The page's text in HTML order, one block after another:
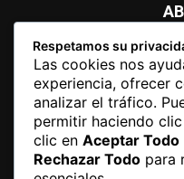
Newspaper is your news,
website. We provide you
videos straight from the
Contact us:
Respetamos su
Las cookies nos
experiencia, ofrecer
analizar el tráfico.
permitir haciendo
clic en Aceptar Todo
Rechazar Todo para